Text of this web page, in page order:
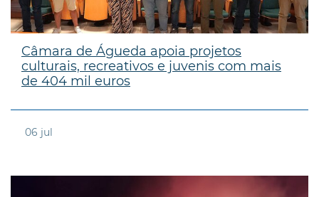
Câmara de Águeda apoia projetos
culturais, recreativos e juvenis com mais
de 404 mil euros
06 jul